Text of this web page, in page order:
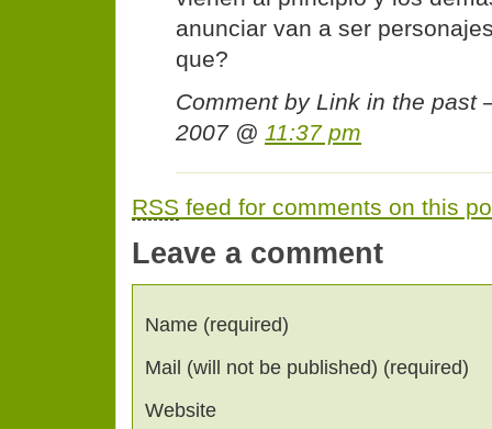
anunciar van a ser
que?
Comment by Link in the past
2007 @ 11:37 pm
RSS feed for comments on this
Leave a comment
Name (required)
Mail (will not be published) (required)
Website